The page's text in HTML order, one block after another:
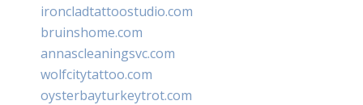
ironcladtattoostudio.com
bruinshome.com
annascleaningsvc.com
wolfcitytattoo.com
oysterbayturkeytrot.com